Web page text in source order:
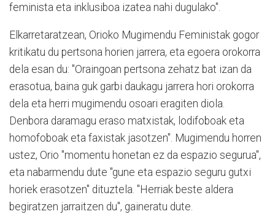
feminista eta inklusiboa izatea nahi dugulako".
Elkarretaratzean, Orioko Mugimendu Feministak gogor
kritikatu du pertsona horien jarrera, eta egoera orokorra
dela esan du: "Oraingoan pertsona zehatz bat izan da
erasotua, baina guk garbi daukagu jarrera hori orokorra
dela eta herri mugimendu osoari eragiten diola.
Denbora daramagu eraso matxistak, lodifoboak eta
homofoboak eta faxistak jasotzen". Mugimendu horren
ustez, Orio "momentu honetan ez da espazio segurua",
eta nabarmendu dute "gune eta espazio seguru gutxi
horiek erasotzen" dituztela. "Herriak beste aldera
begiratzen jarraitzen du", gaineratu dute.